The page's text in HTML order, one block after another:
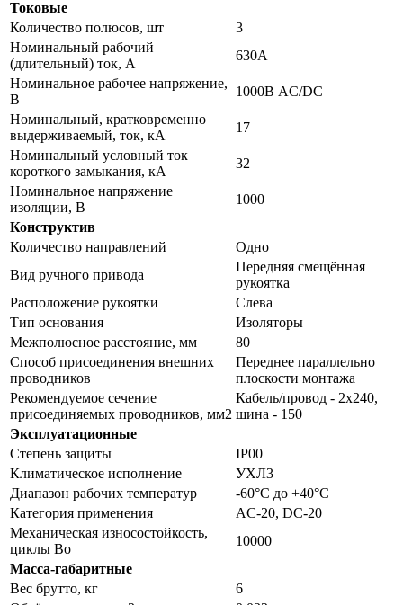
Токовые
Количество полюсов, шт
3
Номинальный рабочий
(длительный) ток, А
630А
Номинальное рабочее напряжение,
В
1000В AC/DC
Номинальный, кратковременно
выдерживаемый, ток, кА
17
Номинальный условный ток
короткого замыкания, кА
32
Номинальное напряжение
изоляции, В
1000
Конструктив
Количество направлений
Одно
Вид ручного привода
Передняя смещённая
рукоятка
Расположение рукоятки
Слева
Тип основания
Изоляторы
Межполюсное расстояние, мм
80
Способ присоединения внешних
проводников
Переднее параллельно
плоскости монтажа
Рекомендуемое сечение
присоединяемых проводников, мм2
Кабель/провод - 2х240,
шина - 150
Эксплуатационные
Степень защиты
IP00
Климатическое исполнение
УХЛ3
Диапазон рабочих температур
-60°С до +40°С
Категория применения
AC-20, DC-20
Механическая износостойкость,
циклы Во
10000
Масса-габаритные
Вес брутто, кг
6